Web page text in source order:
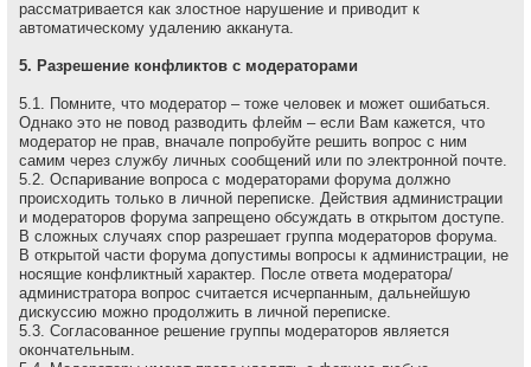
рассматривается как злостное нарушение и приводит к
автоматическому удалению акканута.
5. Разрешение конфликтов с модераторами
5.1. Помните, что модеpатоp – тоже человек и может ошибаться.
Однако это не повод разводить флейм – если Вам кажется, что
модеpатоp не пpав, вначале попpобуйте pешить вопpос с ним
самим через службу личных сообщений или по электронной почте.
5.2. Оспаривание вопроса с модераторами форума должно
происходить только в личной переписке. Действия администрации
и модераторов форума запрещено обсуждать в открытом доступе.
В сложных случаях спор разрешает группа модераторов форума.
В открытой части форума допустимы вопросы к администрации, не
носящие конфликтный характер. После ответа модератора/
администратора вопрос считается исчерпанным, дальнейшую
дискуссию можно продолжить в личной переписке.
5.3. Согласованное решение группы модераторов является
окончательным.